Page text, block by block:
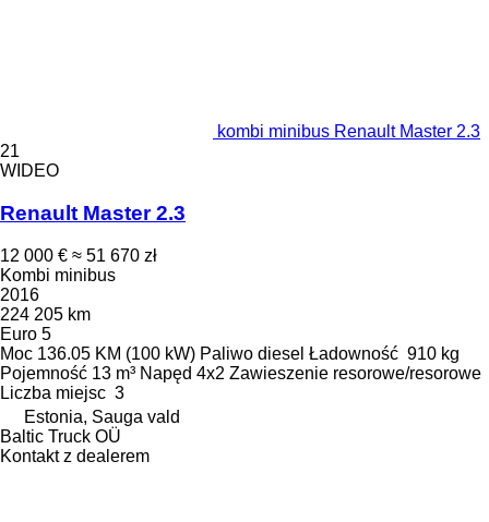
kombi minibus Renault Master 2.3
21
WIDEO
Renault Master 2.3
12 000 € ≈ 51 670 zł
Kombi minibus
2016
224 205 km
Euro 5
Moc 136.05 KM (100 kW) Paliwo diesel Ładowność 910 kg
Pojemność 13 m³ Napęd 4x2 Zawieszenie resorowe/resorowe
Liczba miejsc 3
Estonia, Sauga vald
Baltic Truck OÜ
Kontakt z dealerem